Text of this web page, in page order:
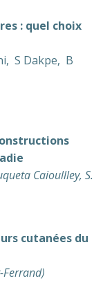
: quel choix
S Dakpe, B
Caioullley, S.
cutanées du